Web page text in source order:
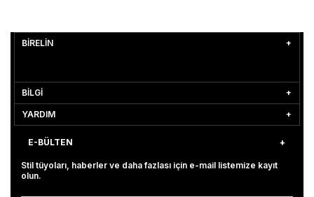
BİRELİN
BİLGİ
YARDIM
E-BÜLTEN
Stil tüyoları, haberler ve daha fazlası için e-mail listemize kayıt
olun.